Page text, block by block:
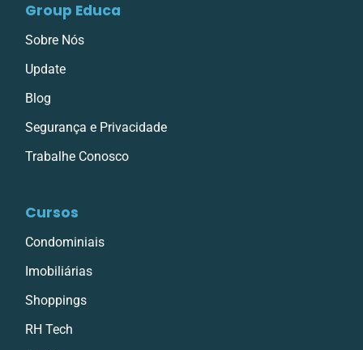
Group Educa
Sobre Nós
Update
Blog
Segurança e Privacidade
Trabalhe Conosco
Cursos
Condominiais
Imobiliárias
Shoppings
RH Tech